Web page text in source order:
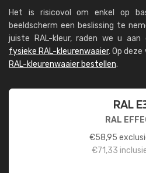
Het is risicovol om enkel op
beeldscherm een beslissing te
juiste RAL-kleur, raden we u
fysieke RAL-kleurenwaaier. Op
RAL-kleurenwaaier bestellen.
RAL
RAL
€58,95
€71,33